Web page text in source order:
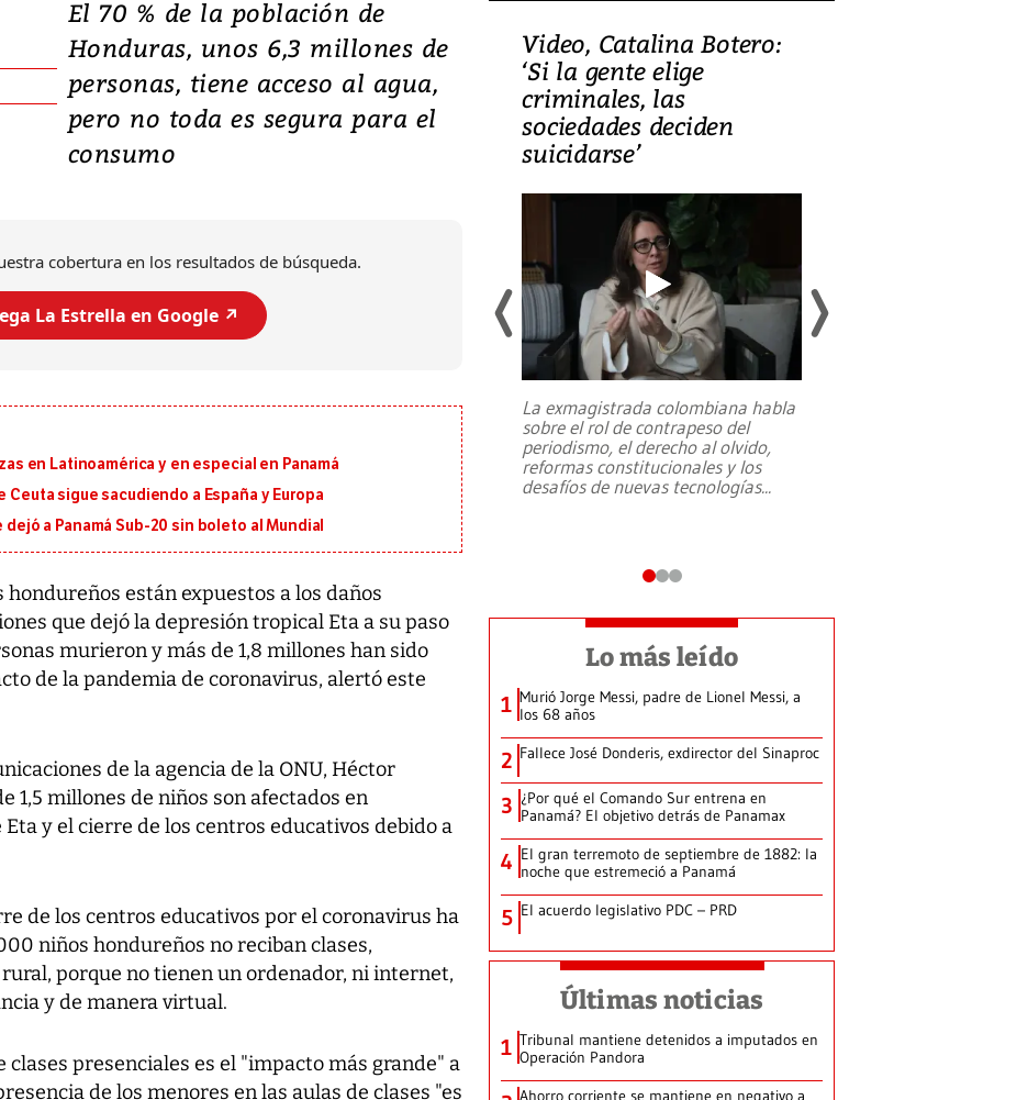
El 70 % de la población de
Honduras, unos 6,3 millones de
personas, tiene acceso al agua,
pero no toda es segura para el
consumo
cobertura en los resultados de búsqueda.
La Estrella en Google ↗️
en Latinoamérica y en especial en Panamá
Ceuta sigue sacudiendo a España y Europa
a Panamá Sub-20 sin boleto al Mundial
hondureños están expuestos a los daños
que dejó la depresión tropical Eta a su paso
murieron y más de 1,8 millones han sido
de la pandemia de coronavirus, alertó este
de la agencia de la ONU, Héctor
1,5 millones de niños son afectados en
y el cierre de los centros educativos debido a
de los centros educativos por el coronavirus ha
niños hondureños no reciban clases,
porque no tienen un ordenador, ni internet,
y de manera virtual.
clases presenciales es el "impacto más grande" a
de los menores en las aulas de clases "es
Video, Japón: Terremoto
deja heridos y graves
daños en Kumamoto
al sur de Japón, provocando una
Video, Catalina Botero:
‘Si la gente elige
criminales, las
sociedades deciden
suicidarse’
La exmagistrada colombiana habla
sobre el rol de contrapeso del
periodismo, el derecho al olvido,
reformas constitucionales y los
desafíos de nuevas tecnologías...
Lo más leído
1 Murió Jorge Messi, padre de Lionel Messi, a
los 68 años
2 Fallece José Donderis, exdirector del Sinaproc
3 ¿Por qué el Comando Sur entrena en
Panamá? El objetivo detrás de Panamax
4 El gran terremoto de septiembre de 1882: la
noche que estremeció a Panamá
5 El acuerdo legislativo PDC – PRD
Últimas noticias
1 Tribunal mantiene detenidos a imputados en
Operación Pandora
Ahorro corriente se mantiene en negativo a